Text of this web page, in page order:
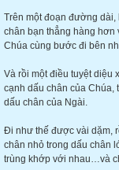
Trên một đoạn đường
chân bạn thẳng hàng hơn
Chúa cùng bước đi bên
Và rồi một điều tuyệt diệu
cạnh dấu chân của Chúa,
dấu chân của Ngài.
Đi như thế được vài dặm,
chân nhỏ trong dấu chân
trùng khớp với nhau…và